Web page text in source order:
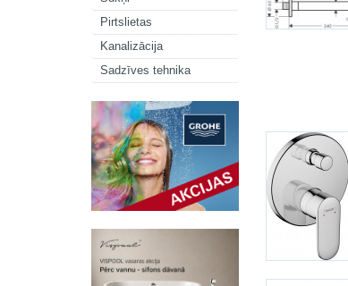
Pirtslietas
Kanalizācija
Sadzīves tehnika